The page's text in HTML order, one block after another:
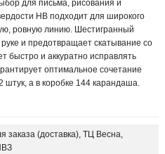
для письма, рисования и
HB подходит для широкого
ровную линию. Шестигранный
и предотвращает скатывание со
быстро и аккуратно исправлять
оптимальное сочетание
штук, а в коробке 144 карандаша.
заказа (доставка), ТЦ Весна,